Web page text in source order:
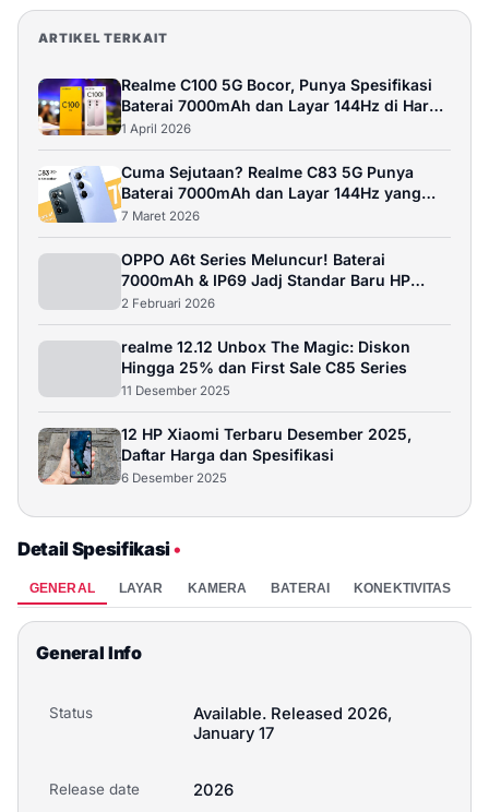
ARTIKEL TERKAIT
Realme C100 5G Bocor, Punya Spesifikasi
Baterai 7000mAh dan Layar 144Hz di Harga
3 Jutaan?
1 April 2026
Cuma Sejutaan? Realme C83 5G Punya
Baterai 7000mAh dan Layar 144Hz yang
Bikin Melongo
7 Maret 2026
OPPO A6t Series Meluncur! Baterai
7000mAh & IP69 Jadj Standar Baru HP
Sejutaan?
2 Februari 2026
realme 12.12 Unbox The Magic: Diskon
Hingga 25% dan First Sale C85 Series
11 Desember 2025
12 HP Xiaomi Terbaru Desember 2025,
Daftar Harga dan Spesifikasi
6 Desember 2025
Detail Spesifikasi•
GENERAL LAYAR KAMERA BATERAI KONEKTIVITAS
General Info
Status
Available. Released 2026,
January 17
Release date 2026